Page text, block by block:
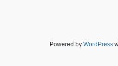
Powered by WordPress